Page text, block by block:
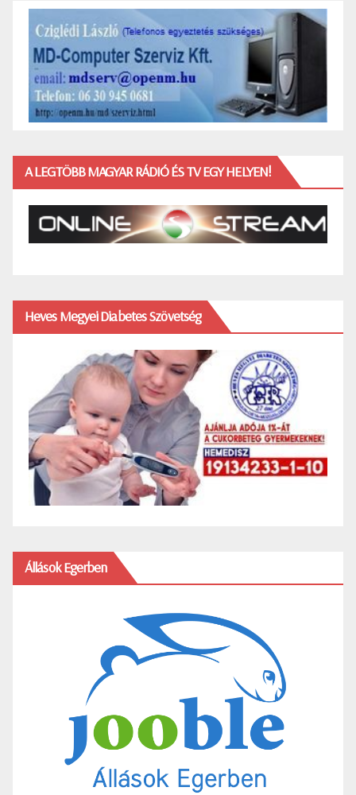
A LEGTÖBB MAGYAR RÁDIÓ ÉS TV EGY HELYEN!
Heves Megyei Diabetes Szövetség
Állások Egerben